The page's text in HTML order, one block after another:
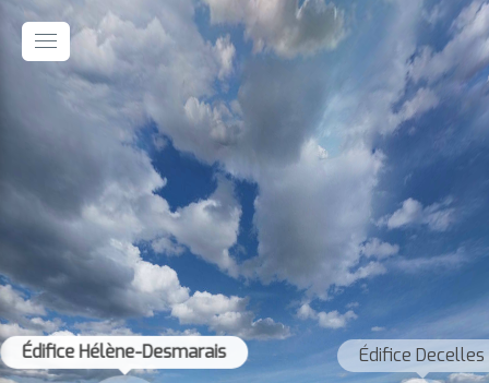
Édifice Decelles
Édifice Hélène-Desmarais